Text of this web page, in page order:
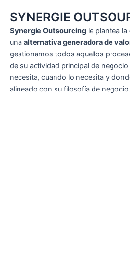
SYNERGIE
Synergie Outsourcing le plantea la
una alternativa generadora de
gestionamos todos aquellos
de su actividad principal de
necesita, cuando lo necesita y
alineado con su filosofía de negocio.